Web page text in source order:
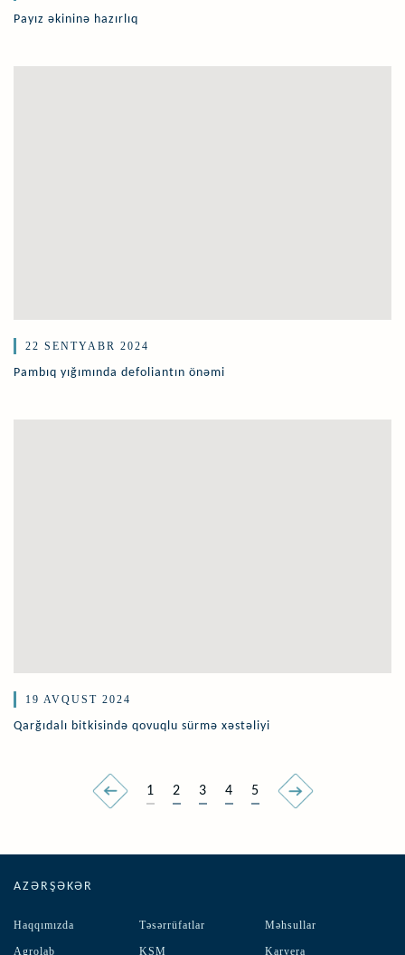
Payız əkininə hazırlıq
22 SENTYABR 2024
Pambıq yığımında defoliantın önəmi
19 AVQUST 2024
Qarğıdalı bitkisində qovuqlu sürmə xəstəliyi
1 2 3 4 5
AZƏRŞƏKƏR
Haqqımızda Təsərrüfatlar Məhsullar
Agrolab KSM Karyera